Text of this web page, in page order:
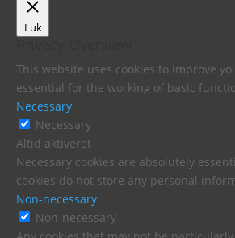
Luk
This website uses cookies to improve
essential for the working of basic
Necessary
Necessary
Altid aktiveret
Necessary cookies are absolutely
cookies do not store any personal
Non-necessary
Non-necessary